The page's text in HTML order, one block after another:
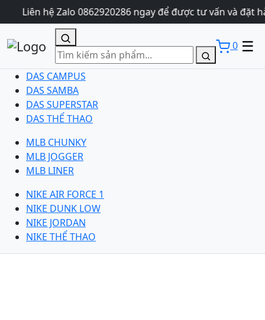
Liên hệ Zalo 0862920286 ngay để được tư vấn và đặt
0 ☰
DAS CAMPUS
DAS SAMBA
DAS SUPERSTAR
DAS THỂ THAO
MLB CHUNKY
MLB JOGGER
MLB LINER
NIKE AIR FORCE 1
NIKE DUNK LOW
NIKE JORDAN
NIKE THỂ THAO